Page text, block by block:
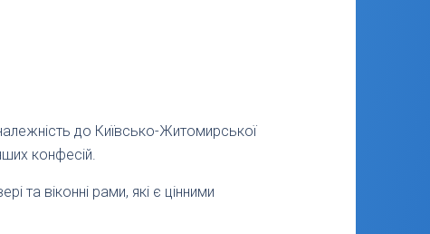
до Київсько-Житомирської
конфесій.
та віконні рами, які є цінними